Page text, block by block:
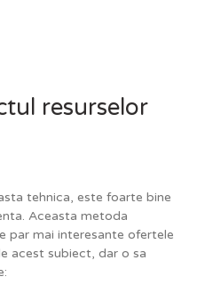
resurselor
tehnica, este foarte bine
Aceasta metoda
par mai interesante ofertele
acest subiect, dar o sa